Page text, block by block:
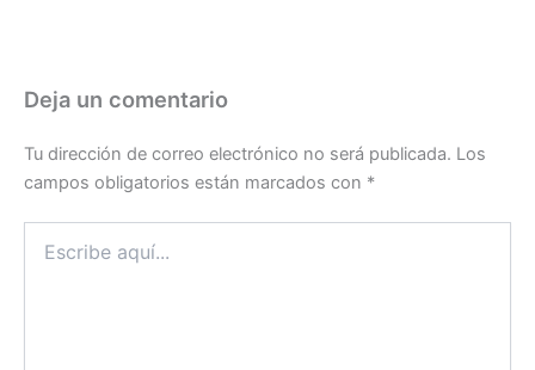
Deja un comentario
Tu dirección de correo electrónico no será publicada. Los
campos obligatorios están marcados con *
aquí...